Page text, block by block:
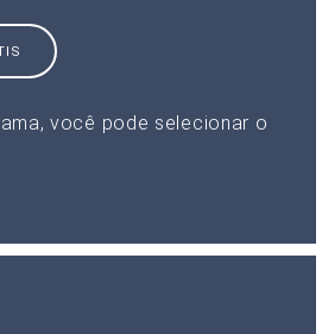
você pode selecionar o